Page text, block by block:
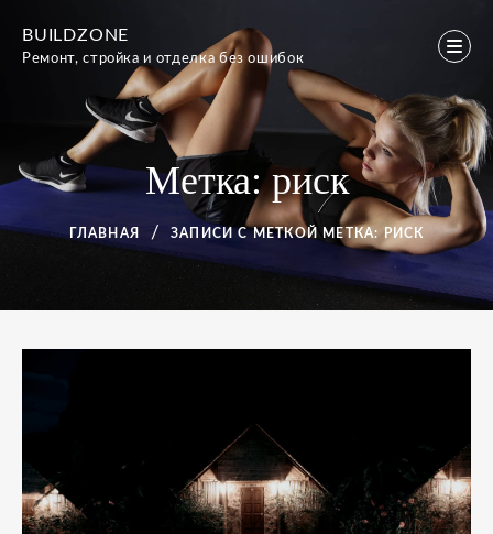
содержимому
BUILDZONE
Ремонт, стройка и отделка без ошибок
Метка:риск
ГЛАВНАЯ ЗАПИСИ С МЕТКОЙ МЕТКА: РИСК